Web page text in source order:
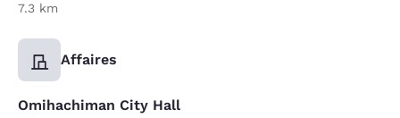
7.3 km
Affaires
Omihachiman City Hall